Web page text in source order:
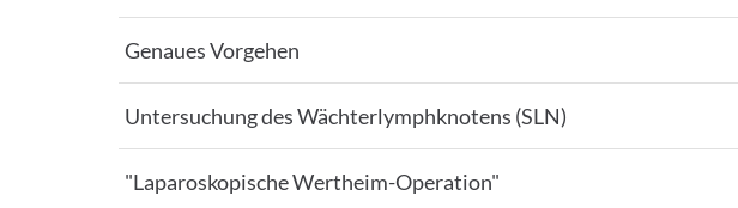
Genaues Vorgehen
Untersuchung des Wächterlymphknotens (SLN)
"Laparoskopische Wertheim-Operation"